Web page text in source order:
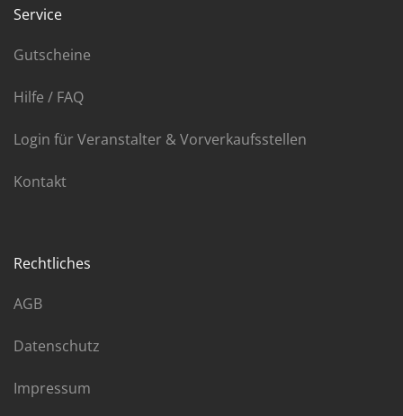
Service
Gutscheine
Hilfe / FAQ
Login für Veranstalter & Vorverkaufsstellen
Kontakt
Rechtliches
AGB
Datenschutz
Impressum